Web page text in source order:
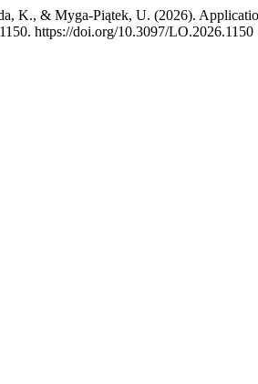
K., & Myga-Piątek, U. (2026).
https://doi.org/10.3097/LO.2026.1150